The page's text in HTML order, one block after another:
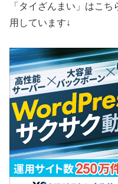
「タイざんまい」はこ
用しています↓